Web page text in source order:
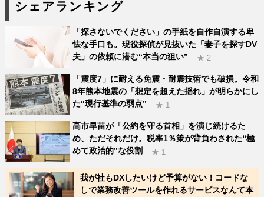
シェアランキング
「探さないでください」の手紙を自作自演する卑
怯な手口も。現役探偵が見抜いた「妻子を探すDV
夫」の依頼に潜む“本当の狙い”
★ 2
「震度7」に耐える免震・耐震技術でも破損。令和
8年熊本地震の「想定を超えた揺れ」が明らかにし
た“現行基準の弱点”
★ 1
高市早苗が「公約を守る首相」を演じ続けるた
め、ただそれだけ。税率1％策が背負わされた“極
めて政治的”な役割
★ 1
我が社もDXしたいけど予算がない！コードな
しで業務改善ツールを作れるサービスなんて本